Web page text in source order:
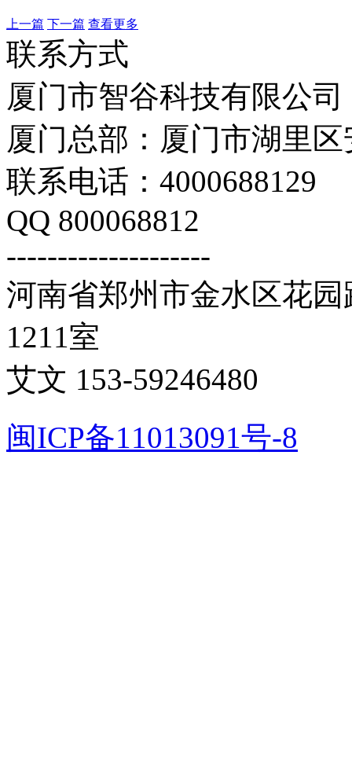
上一篇 下一篇 查看更多
联系方式
厦门市智谷科技有限公司
厦门总部：厦门市湖里
联系电话：4000688129
QQ 800068812
--------------------
河南省郑州市金水区花
1211室
艾文 153-59246480
闽ICP备11013091号-8